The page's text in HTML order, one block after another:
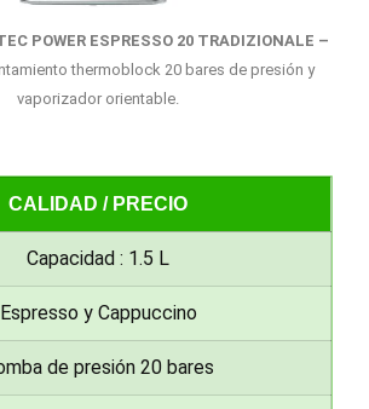
POWER ESPRESSO 20 TRADIZIONALE –
thermoblock 20 bares de presión y
vaporizador orientable.
CALIDAD / PRECIO
Capacidad : 1.5 L
Espresso y Cappuccino
de presión 20 bares